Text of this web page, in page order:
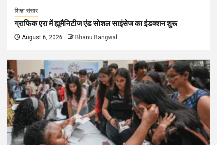
शिक्षा संसार
ग्राफिक एरा में ह्यूमैनिटीज एंड सोशल साइंसेज का इंडक्शन शुरू
August 6, 2026 Bhanu Bangwal